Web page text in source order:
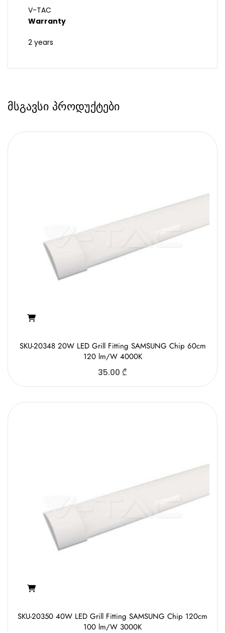
V-TAC
Warranty
2 years
მსგავსი პროდუქტები
SKU-20348 20W LED Grill Fitting SAMSUNG Chip 60cm
120 lm/W 4000K
35.00 ₾
SKU-20350 40W LED Grill Fitting SAMSUNG Chip 120cm
100 lm/W 3000K